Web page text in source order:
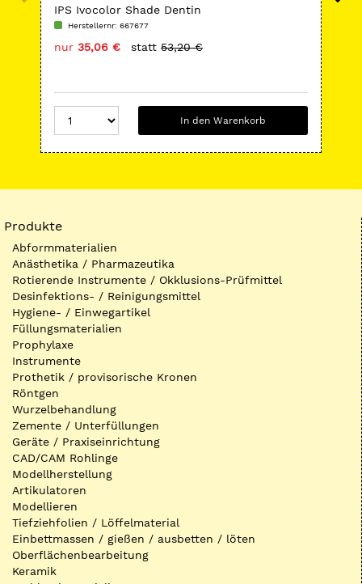
IPS Ivocolor Shade Dentin
Herstellernr: 667677
nur 35,06 € statt 53,20 €
In den Warenkorb
Produkte
Abformmaterialien
Anästhetika / Pharmazeutika
Rotierende Instrumente / Okklusions-Prüfmittel
Desinfektions- / Reinigungsmittel
Hygiene- / Einwegartikel
Füllungsmaterialien
Prophylaxe
Instrumente
Prothetik / provisorische Kronen
Röntgen
Wurzelbehandlung
Zemente / Unterfüllungen
Geräte / Praxiseinrichtung
CAD/CAM Rohlinge
Modellherstellung
Artikulatoren
Modellieren
Tiefziehfolien / Löffelmaterial
Einbettmassen / gießen / ausbetten / löten
Oberflächenbearbeitung
Keramik